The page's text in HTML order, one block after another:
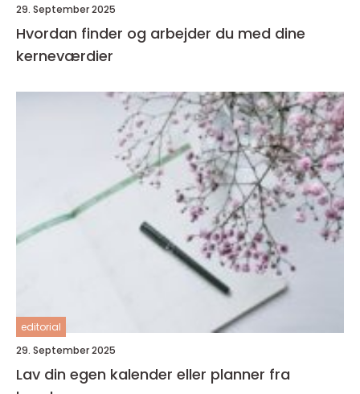
29. September 2025
Hvordan finder og arbejder du med dine
kerneværdier
editorial
29. September 2025
Lav din egen kalender eller planner fra